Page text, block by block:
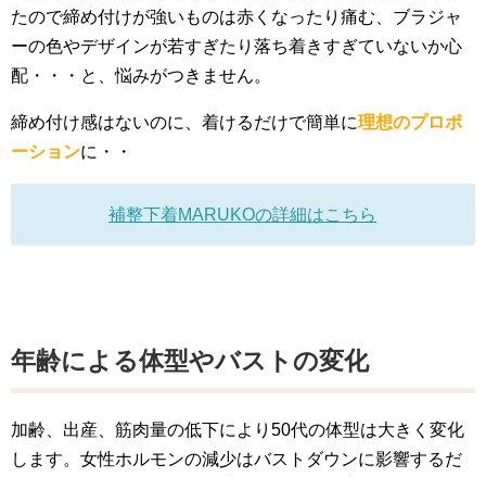
たので締め付けが強いものは赤くなったり痛む、ブラジャ
ーの色やデザインが若すぎたり落ち着きすぎていないか心
配・・・と、悩みがつきません。
締め付け感はないのに、着けるだけで簡単に理想のプロポ
ーションに・・
補整下着MARUKOの詳細はこちら
年齢による体型やバストの変化
加齢、出産、筋肉量の低下により50代の体型は大きく変化
します。女性ホルモンの減少はバストダウンに影響するだ